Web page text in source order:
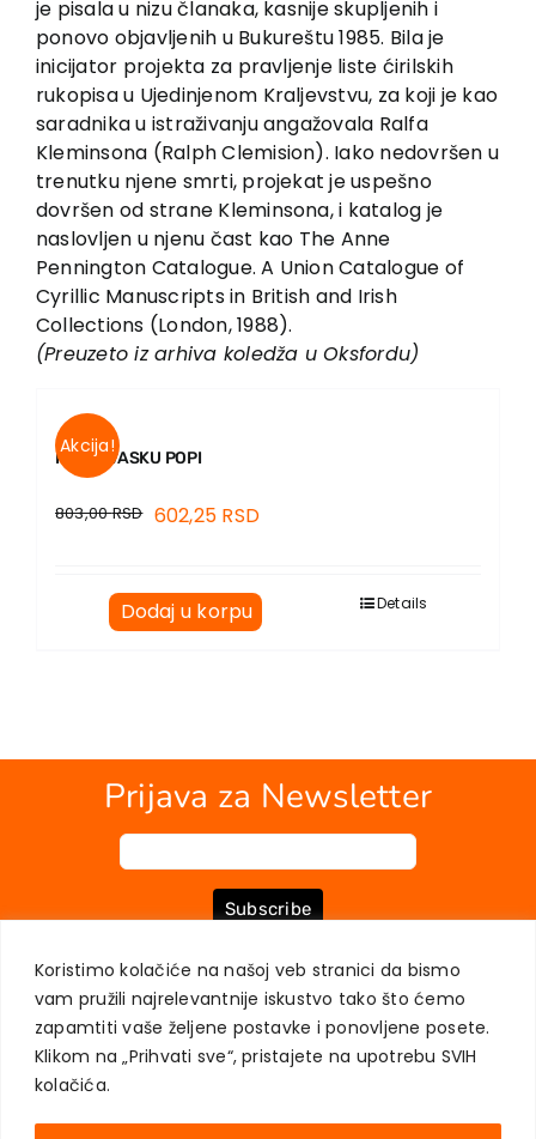
Koristimo kolačiće na našoj veb stranici da bismo
vam pružili najrelevantnije iskustvo tako što ćemo
zapamtiti vaše željene postavke i ponovljene posete.
Klikom na „Prihvati sve“, pristajete na upotrebu SVIH
kolačića.
je pisala u nizu članaka, kasnije skupljenih i
ponovo objavljenih u Bukureštu 1985. Bila je
inicijator projekta za pravljenje liste ćirilskih
rukopisa u Ujedinjenom Kraljevstvu, za koji je kao
saradnika u istraživanju angažovala Ralfa
Kleminsona (Ralph Clemision). Iako nedovršen u
trenutku njene smrti, projekat je uspešno
dovršen od strane Kleminsona, i katalog je
naslovljen u njenu čast kao The Anne
Pennington Catalogue. A Union Catalogue of
Cyrillic Manuscripts in British and Irish
Collections (London, 1988).
(Preuzeto iz arhiva koledža u Oksfordu)
Akcija!
PISMA VASKU POPI
803,00RSD 602,25 RSD
Dodaj u korpu Details
Prijava za Newsletter
Subscribe
O NAMA KNJIGE MOJ NALOG KONTAKT
USLOVI KUPOVINE
ZAŠTITA PRIVATNOSTI KORISNIKA